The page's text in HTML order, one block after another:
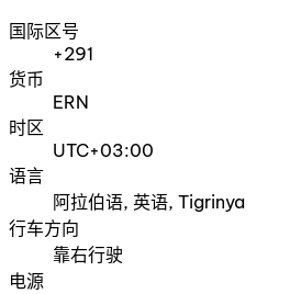
国际区号
+291
货币
ERN
时区
UTC+03:00
语言
阿拉伯语, 英语, Tigrinya
行车方向
靠右行驶
电源